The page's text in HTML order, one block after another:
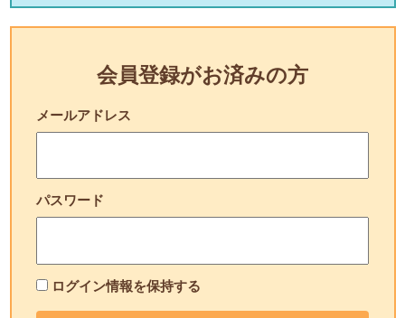
会員登録がお済みの方
メールアドレス
パスワード
ログイン情報を保持する